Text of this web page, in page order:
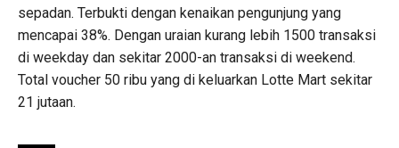
sepadan. Terbukti dengan kenaikan pengunjung yang
mencapai 38%. Dengan uraian kurang lebih 1500 transaksi
di weekday dan sekitar 2000-an transaksi di weekend.
Total voucher 50 ribu yang di keluarkan Lotte Mart sekitar
21 jutaan.